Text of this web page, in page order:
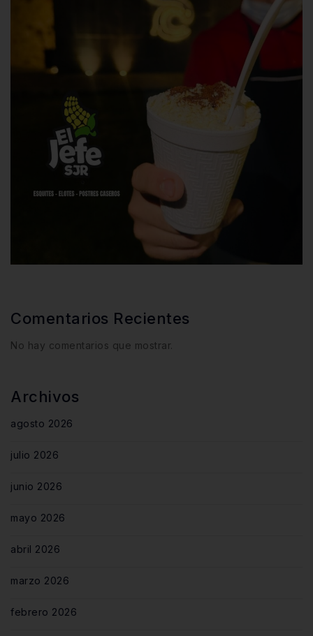
Comentarios Recientes
No hay comentarios que mostrar.
Archivos
agosto 2026
julio 2026
junio 2026
mayo 2026
abril 2026
marzo 2026
febrero 2026